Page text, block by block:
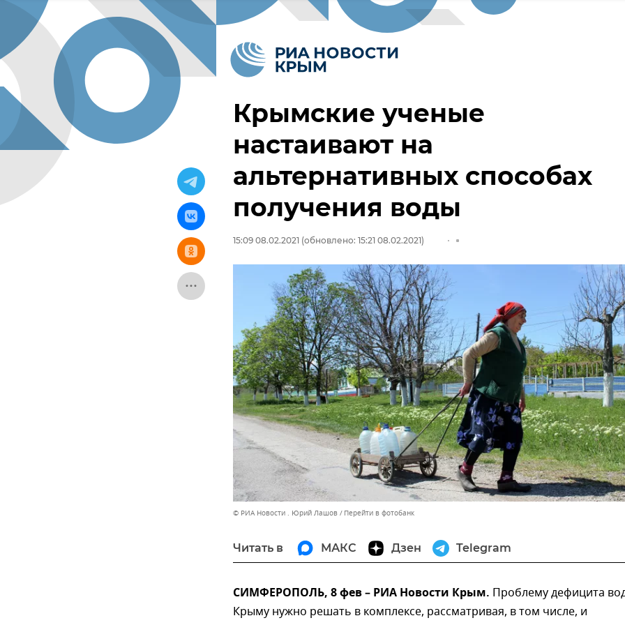
Крымские ученые
настаивают на
альтернативных способах
получения воды
15:09 08.02.2021 (обновлено: 15:21 08.02.2021)
© РИА Новости . Юрий Лашов Перейти в фотобанк
Читать в МАКС Дзен Telegram
СИМФЕРОПОЛЬ, 8 фев – РИА Новости Крым. Проблему дефицита
Крыму нужно решать в комплексе, рассматривая, в том числе, и